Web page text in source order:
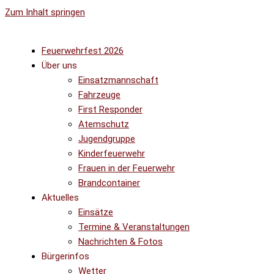
Zum Inhalt springen
Feuerwehrfest 2026
Über uns
Einsatzmannschaft
Fahrzeuge
First Responder
Atemschutz
Jugendgruppe
Kinderfeuerwehr
Frauen in der Feuerwehr
Brandcontainer
Aktuelles
Einsätze
Termine & Veranstaltungen
Nachrichten & Fotos
Bürgerinfos
Wetter